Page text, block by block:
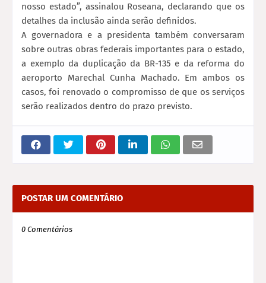
nosso estado”, assinalou Roseana, declarando que os
detalhes da inclusão ainda serão definidos.
A governadora e a presidenta também conversaram
sobre outras obras federais importantes para o estado,
a exemplo da duplicação da BR-135 e da reforma do
aeroporto Marechal Cunha Machado. Em ambos os
casos, foi renovado o compromisso de que os serviços
serão realizados dentro do prazo previsto.
POSTAR UM COMENTÁRIO
0 Comentários